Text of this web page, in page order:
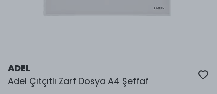
ADEL
Adel Çıtçıtlı Zarf Dosya A4 Şeffaf